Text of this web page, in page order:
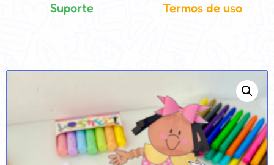
Suporte Termos de uso